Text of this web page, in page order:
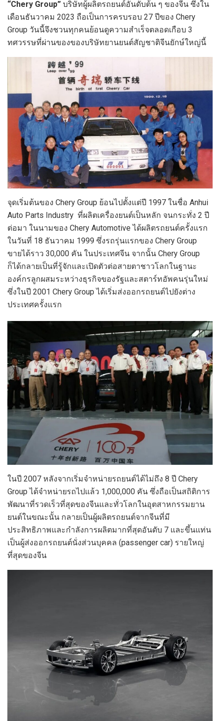
“Chery Group” บริษัทผู้ผลิตรถยนต์อันดับต้น ๆ ของจีน ซึ่งใน
เดือนธันวาคม 2023 ถือเป็นการครบรอบ 27 ปีของ Chery
Group วันนี้จึงชวนทุกคนย้อนดูความสำเร็จตลอดเกือบ 3
ทศวรรษที่ผ่านของของบริษัทยานยนต์สัญชาติจีนยักษ์ใหญ่นี้
จุดเริ่มต้นของ Chery Group ย้อนไปตั้งแต่ปี 1997 ในชื่อ Anhui
Auto Parts Industry ที่ผลิตเครื่องยนต์เป็นหลัก จนกระทั่ง 2 ปี
ต่อมา ในนามของ Chery Automotive ได้ผลิตรถยนต์ครั้งแรก
ในวันที่ 18 ธันวาคม 1999 ซึ่งรถรุ่นแรกของ Chery Group
ขายได้ราว 30,000 คัน ในประเทศจีน จากนั้น Chery Group
ก็ได้กลายเป็นที่รู้จักและเปิดตัวต่อสายตาชาวโลกในฐานะ
องค์กรลูกผสมระหว่างธุรกิจของรัฐและสตาร์ทอัพคนรุ่นใหม่
ซึ่งในปี 2001 Chery Group ได้เริ่มส่งออกรถยนต์ไปยังต่าง
ประเทศครั้งแรก
ในปี 2007 หลังจากเริ่มจำหน่ายรถยนต์ได้ไม่ถึง 8 ปี Chery
Group ได้จำหน่ายรถไปแล้ว 1,000,000 คัน ซึ่งถือเป็นสถิติการ
พัฒนาที่รวดเร็วที่สุดของจีนและทั่วโลกในอุตสาหกรรมยาน
ยนต์ในขณะนั้น กลายเป็นผู้ผลิตรถยนต์จากจีนที่มี
ประสิทธิภาพและกำลังการผลิตมากที่สุดอันดับ 7 และขึ้นแท่น
เป็นผู้ส่งออกรถยนต์นั่งส่วนบุคคล (passenger car) รายใหญ่
ที่สุดของจีน